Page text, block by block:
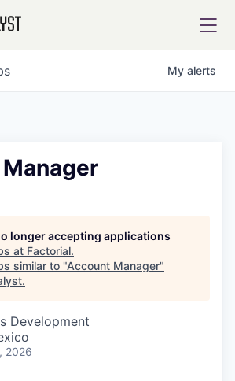
My alerts
longer accepting applications
at Factorial.
similar to "Account Manager"
.
Development
2026